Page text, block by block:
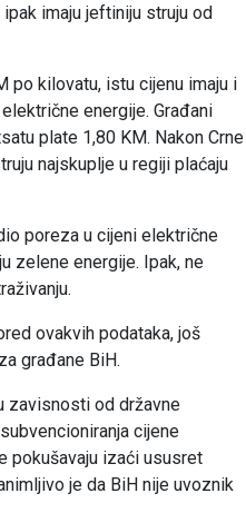
imaju jeftiniju struju od
po kilovatu, istu cijenu imaju i
energije. Građani
plate 1,80 KM. Nakon Crne
najskuplje u regiji plaćaju
poreza u cijeni električne
zelene energije. Ipak, ne
ovakvih podataka, još
građane BiH.
zavisnosti od državne
cijene
pokušavaju izaći ususret
je da BiH nije uvoznik